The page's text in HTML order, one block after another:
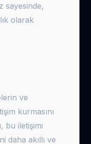
sayesinde,
olarak
ve
kurmasını
bu iletişimi
daha akıllı ve